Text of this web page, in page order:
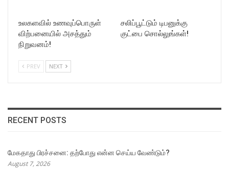
உலகளவில் உணவுப்பொருள்
விற்பனையில் அசத்தும்
நிறுவனம்!
சலிப்பூட்டும் டிபனுக்கு
குட்பை சொல்லுங்கள்!
PREV NEXT
RECENT POSTS
மேகதாது பிரச்சனை: தற்போது என்ன செய்ய வேண்டும்?
August 7, 2026